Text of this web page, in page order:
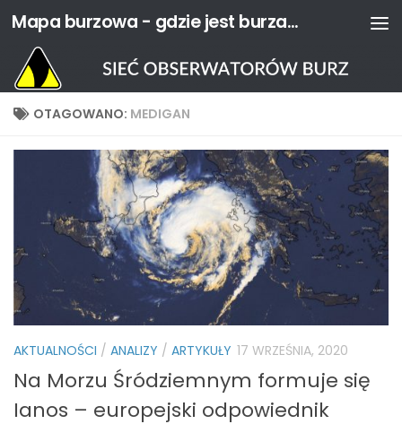
Przejdź do treści Mapa burzowa - gdzie jest burza? | Sieć Obserwatorów Burz
OTAGOWANO: MEDIGAN
AKTUALNOŚCI / ANALIZY / ARTYKUŁY 17 WRZEŚNIA, 2020
Na Morzu Śródziemnym formuje się
Ianos – europejski odpowiednik